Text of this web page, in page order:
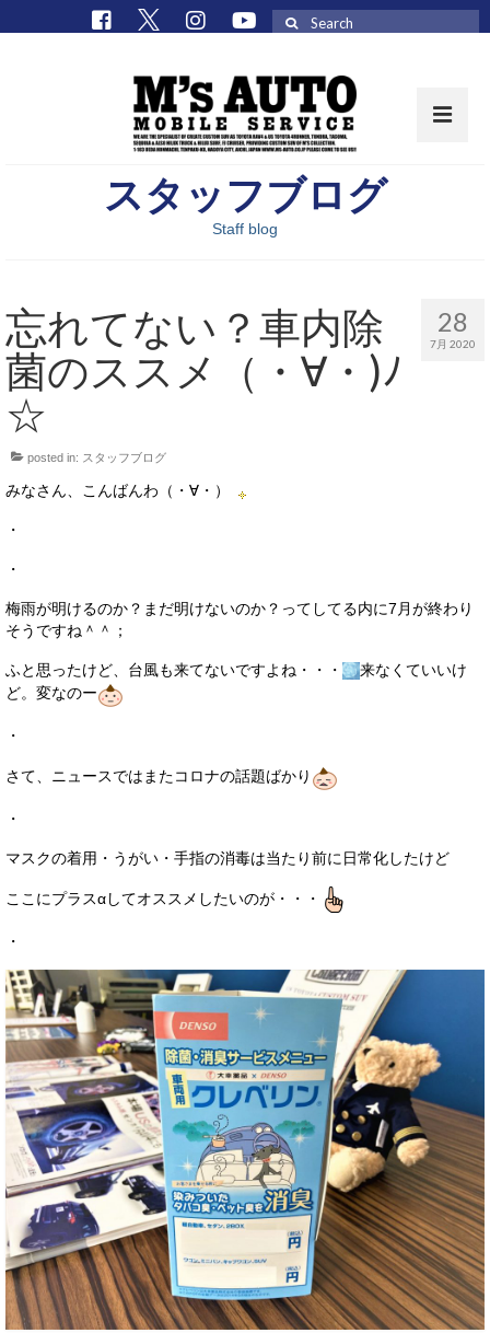
取扱車種一覧
M’sCollectionパーツ一覧
エムズオート
エムズオートとは
店舗情報
店舗情報
会社概要
スタッフ紹介
イベント
お客様の声
お問い合わせ
メールフォーム
電話はこちら
スタッフブログ
Staff blog
28
7月 2020
忘れてない？車内除
菌のススメ（・∀・)ﾉ
☆
posted in: スタッフブログ
みなさん、こんばんわ（・∀・）
・
・
梅雨が明けるのか？まだ明けないのか？ってしてる内に7月が終わり
そうですね＾＾；
ふと思ったけど、台風も来てないですよね・・・
来なくていいけ
ど。変なのー
・
さて、ニュースではまたコロナの話題ばかり
・
マスクの着用・うがい・手指の消毒は当たり前に日常化したけど
ここにプラスαしてオススメしたいのが・・・
・